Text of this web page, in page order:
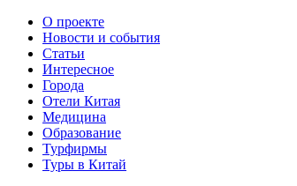
О проекте
Новости и события
Статьи
Интересное
Города
Отели Китая
Медицина
Образование
Турфирмы
Туры в Китай